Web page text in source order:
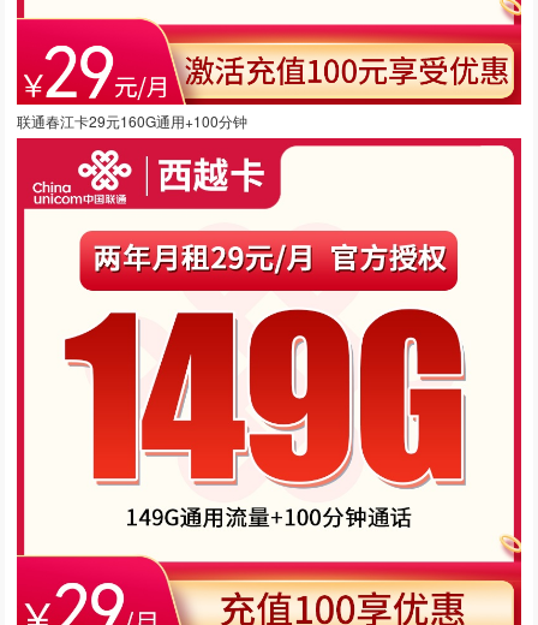
联通春江卡29元160G通用+100分钟